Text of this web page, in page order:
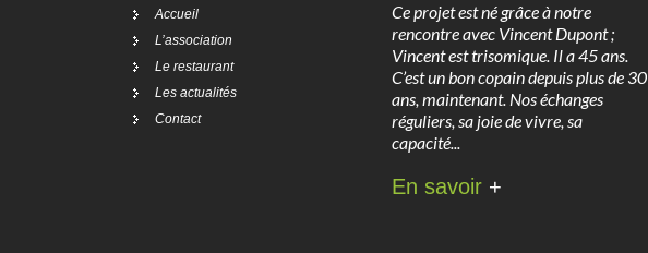
Accueil
L’association
Le restaurant
Les actualités
Contact
Ce projet est né grâce à notre
rencontre avec Vincent Dupont ;
Vincent est trisomique. Il a 45 ans.
C’est un bon copain depuis plus de 30
ans, maintenant. Nos échanges
réguliers, sa joie de vivre, sa
capacité...
En savoir +